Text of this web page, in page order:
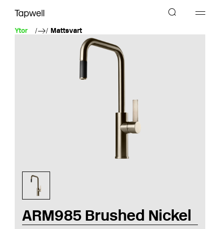
Ytor Mattsvart
ARM985 Brushed Nickel